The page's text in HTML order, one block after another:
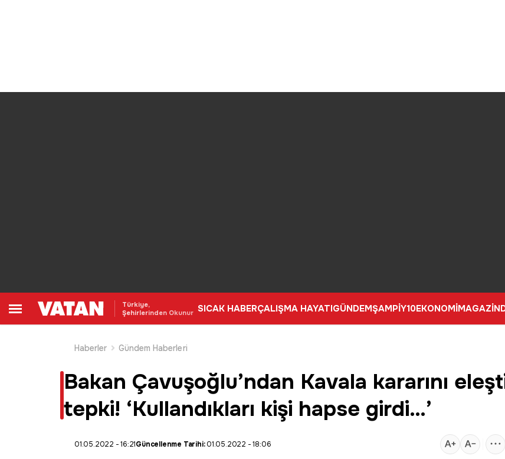
Türkiye,
Şehirlerinden Okunur SICAK HABERÇALIŞMA HAYATIGÜNDEMŞAMPİY10EKONOMİMAGAZİN
Haberler
Gündem Haberleri
Bakan Çavuşoğlu’ndan Kavala kararını
tepki! ‘Kullandıkları kişi hapse girdi…’
01.05.2022 - 16:21Güncellenme Tarihi:01.05.2022 - 18:06